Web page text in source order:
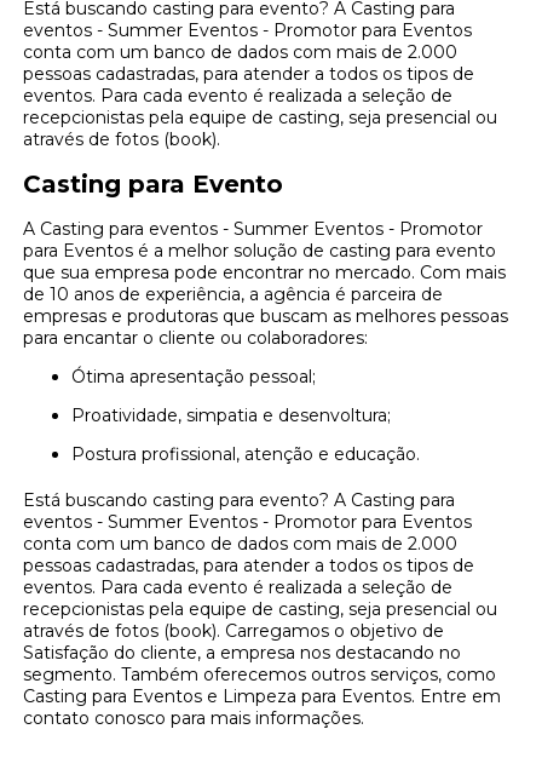
Está buscando casting para evento? A Casting para
eventos - Summer Eventos - Promotor para Eventos
conta com um banco de dados com mais de 2.000
pessoas cadastradas, para atender a todos os tipos de
eventos. Para cada evento é realizada a seleção de
recepcionistas pela equipe de casting, seja presencial ou
através de fotos (book).
Casting para Evento
A Casting para eventos - Summer Eventos - Promotor
para Eventos é a melhor solução de casting para evento
que sua empresa pode encontrar no mercado. Com mais
de 10 anos de experiência, a agência é parceira de
empresas e produtoras que buscam as melhores pessoas
para encantar o cliente ou colaboradores:
Ótima apresentação pessoal;
Proatividade, simpatia e desenvoltura;
Postura profissional, atenção e educação.
Está buscando casting para evento? A Casting para
eventos - Summer Eventos - Promotor para Eventos
conta com um banco de dados com mais de 2.000
pessoas cadastradas, para atender a todos os tipos de
eventos. Para cada evento é realizada a seleção de
recepcionistas pela equipe de casting, seja presencial ou
através de fotos (book). Carregamos o objetivo de
Satisfação do cliente, a empresa nos destacando no
segmento. Também oferecemos outros serviços, como
Casting para Eventos e Limpeza para Eventos. Entre em
contato conosco para mais informações.